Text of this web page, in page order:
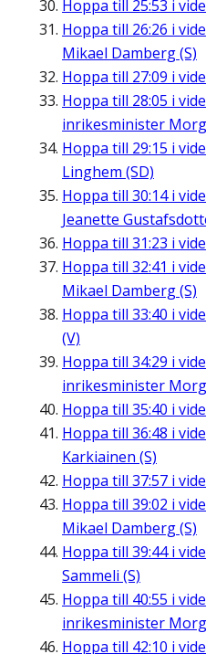
Hoppa till 25:53 i
Hoppa till 26:26 i
Mikael Damberg (S)
Hoppa till 27:09 i
Hoppa till 28:05 i
inrikesminister
Hoppa till 29:15 i
Linghem (SD)
Hoppa till 30:14i
Jeanette
Hoppa till 31:23 i
Hoppa till 32:41 i
Mikael Damberg (S)
Hoppa till 33:40 i
(V)
Hoppa till 34:29 i
inrikesminister
Hoppa till 35:40 i
Hoppa till 36:48 i
Karkiainen (S)
Hoppa till 37:57 i
Hoppa till 39:02 i
Mikael Damberg (S)
Hoppa till 39:44i
Sammeli (S)
Hoppa till 40:55 i
inrikesminister
Hoppa till 42:10 i